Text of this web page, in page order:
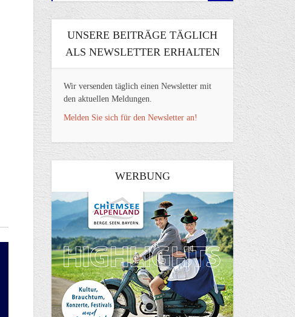
UNSERE BEITRÄGE TÄGLICH
ALS NEWSLETTER ERHALTEN
Wir versenden täglich einen Newsletter mit
den aktuellen Meldungen.
Melden Sie sich für den Newsletter an!
WERBUNG